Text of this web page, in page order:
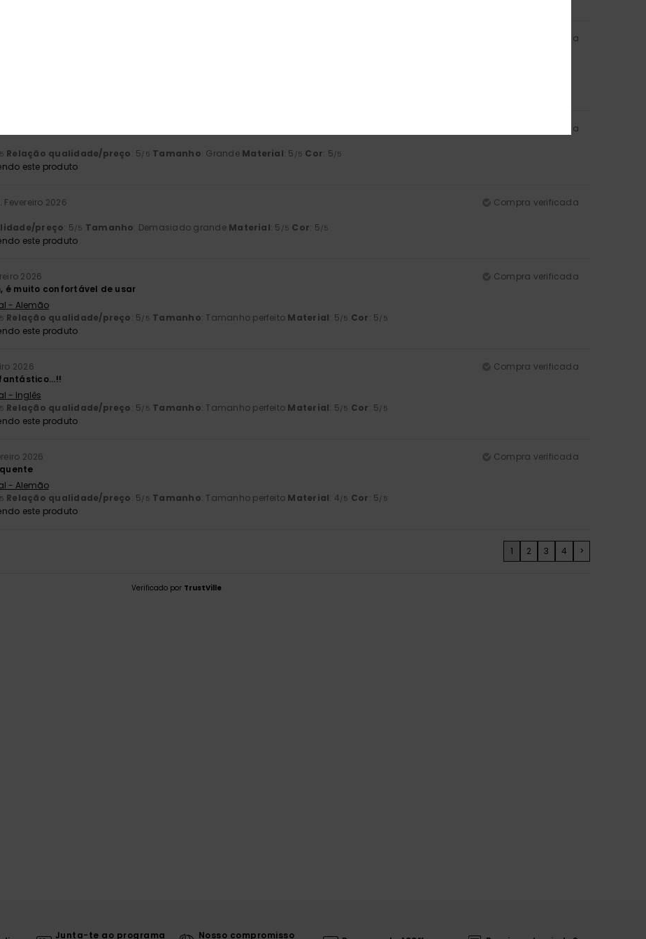
Compra verificada
Compra verificada
Relação qualidade/preço: 5/5 Tamanho: Grande Material: 5 /5 Cor: 5/5
este produto
Fevereiro 2026
Compra verificada
preço: 5/5 Tamanho: Demasiado grande Material: 5 /5 Cor: 5/5
este produto
2026
Compra verificada
é muito confortável de usar
- Alemão
Relação qualidade/preço: 5/5 Tamanho: Tamanho perfeito Material: 5/5 Cor: 5/5
este produto
2026
Compra verificada
- Inglês
Relação qualidade/preço: 5/5 Tamanho: Tamanho perfeito Material: 5/5 Cor: 5/5
este produto
2026
Compra verificada
- Alemão
Relação qualidade/preço: 5/5 Tamanho: Tamanho perfeito Material: 4/5 Cor: 5/5
este produto
1 2 3 4 >
Verificado por TrustVille
Junta-te ao programa Nosso compromisso